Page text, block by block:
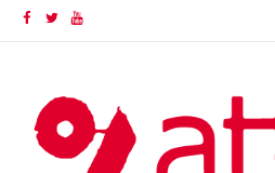
FacebookTwitterYouTube